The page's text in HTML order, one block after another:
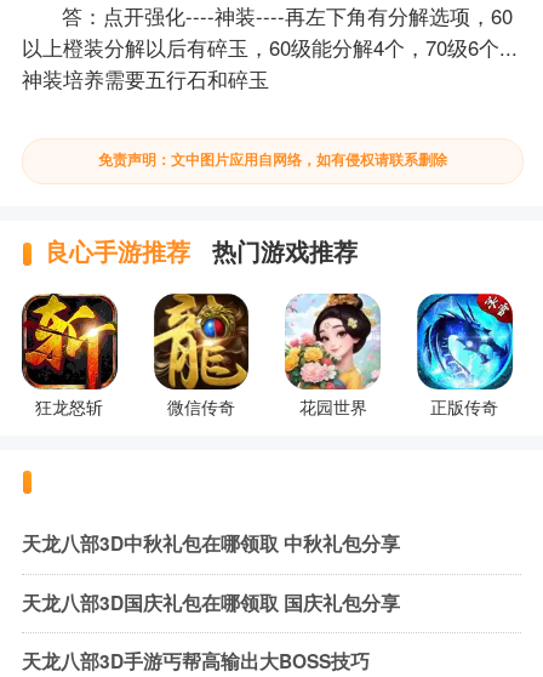
答：点开强化----神装----再左下角有分解选项，60
以上橙装分解以后有碎玉，60级能分解4个，70级6个...
神装培养需要五行石和碎玉
免责声明：文中图片应用自网络，如有侵权请联系删除
良心手游推荐 热门游戏推荐
狂龙怒斩 微信传奇 花园世界 正版传奇
天龙八部3D中秋礼包在哪领取 中秋礼包分享
天龙八部3D国庆礼包在哪领取 国庆礼包分享
天龙八部3D手游丐帮高输出大BOSS技巧